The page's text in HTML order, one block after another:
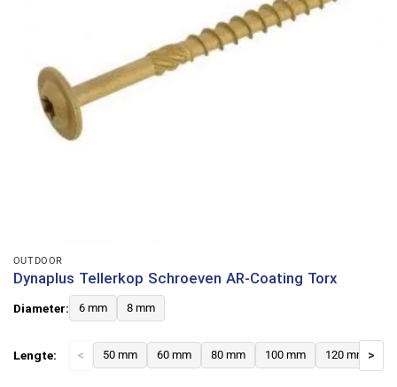
OUTDOOR
Dynaplus Tellerkop Schroeven AR-Coating Torx
Diameter: 6 mm 8 mm
Lengte: < 50 mm 60 mm 80 mm 100 mm 120 mm >